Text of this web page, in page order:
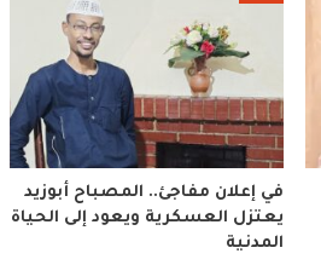
في إعلان مفاجئ.. المصباح أبوزيد
يعتزل العسكرية ويعود إلى الحياة
المدنية